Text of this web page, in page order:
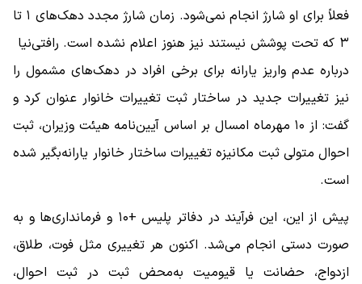
فعلاً برای او شارژ انجام نمی‌شود. زمان شارژ مجدد دهک‌های ۱ تا
۳ که تحت پوشش نیستند نیز هنوز اعلام نشده است. رافتی‌نیا
درباره عدم واریز یارانه برای برخی افراد در دهک‌های مشمول را
نیز تغییرات جدید در ساختار ثبت تغییرات خانوار عنوان کرد و
گفت: از ۱۰ مهرماه امسال بر اساس آیین‌نامه هیئت وزیران، ثبت
احوال متولی ثبت مکانیزه تغییرات ساختار خانوار یارانه‌بگیر شده
است.
پیش از این، این فرآیند در دفاتر پلیس‌ +۱۰ و فرمانداری‌ها و به
صورت دستی انجام می‌شد. اکنون هر تغییری مثل فوت، طلاق،
ازدواج، حضانت یا قیومیت به‌محض ثبت در ثبت احوال،